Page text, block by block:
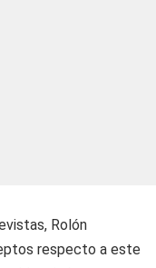
Rolón
respecto a este